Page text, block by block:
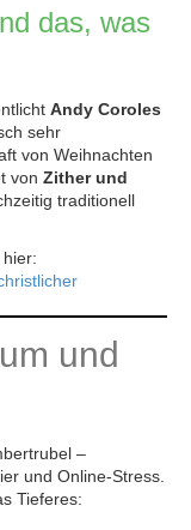
das, was
Andy Coroles
sehr
von Weihnachten
von Zither und
traditionell
und
–
und Online-Stress.
Tieferes: